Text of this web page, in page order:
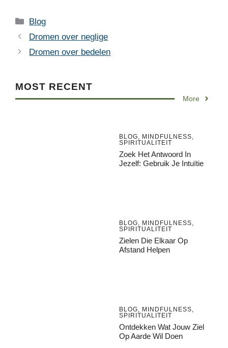
Categories
Blog
Dromen over neglige
Dromen over bedelen
MOST RECENT
More
BLOG, MINDFULNESS,
SPIRITUALITEIT
Zoek Het Antwoord In
Jezelf: Gebruik Je Intuïtie
BLOG, MINDFULNESS,
SPIRITUALITEIT
Zielen Die Elkaar Op
Afstand Helpen
BLOG, MINDFULNESS,
SPIRITUALITEIT
Ontdekken Wat Jouw Ziel
Op Aarde Wil Doen